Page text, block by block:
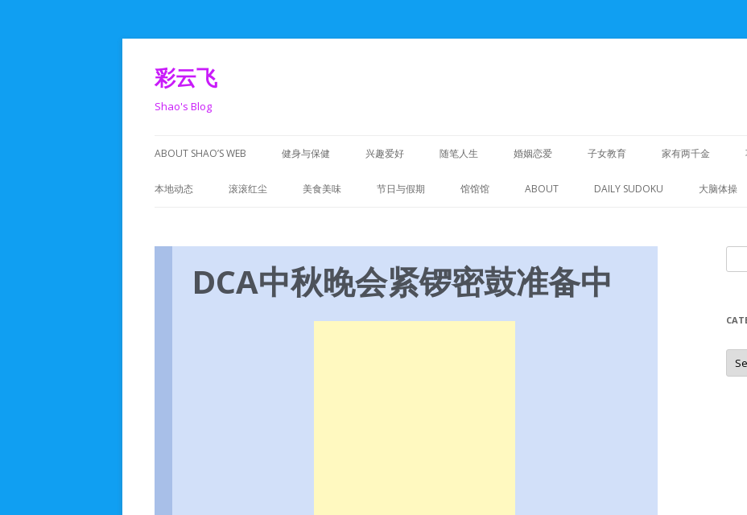
彩云飞
Shao's Blog
to
content
ABOUT SHAO’S WEB 健身与保健 兴趣爱好 随笔人生
重拾旧爱
随笔散文
婚姻恋爱 子女教育 家有两千金
本地动态 滚滚红尘
生活记录
美食美味 节日与假期 馆馆馆 ABOUT DAILY SUDOKU 大脑体操
DCA中秋晚会紧锣密鼓准备中
for: